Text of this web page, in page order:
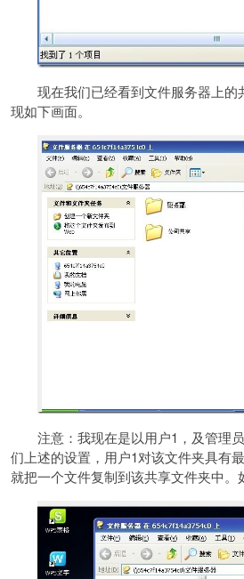
现在我们已经看到文件服务器上的
现如下画面。
注意：我现在是以用户1，及管理
们上述的设置，用户1对该文件夹具有
就把一个文件复制到该共享文件夹中。